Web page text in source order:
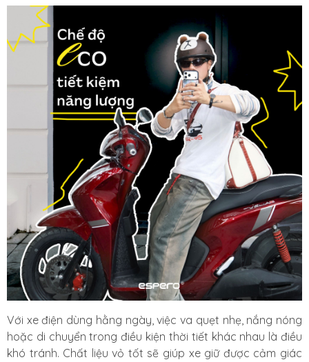
Với xe điện dùng hằng ngày, việc va quẹt nhẹ, nắng nóng
hoặc di chuyển trong điều kiện thời tiết khác nhau là điều
khó tránh. Chất liệu vỏ tốt sẽ giúp xe giữ được cảm giác